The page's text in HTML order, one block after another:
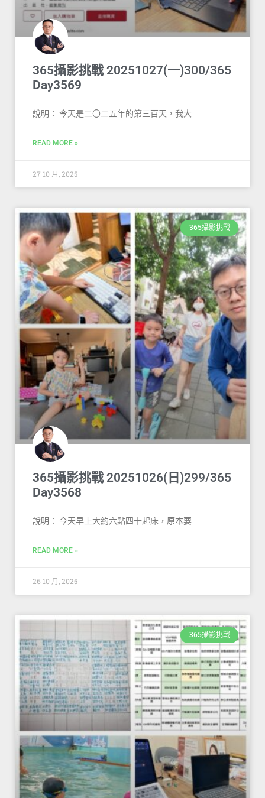
365攝影挑戰 20251027(一)300/365
Day3569
說明： 今天是二〇二五年的第三百天，我大
READ MORE »
27 10 月, 2025
365攝影挑戰
365攝影挑戰 20251026(日)299/365
Day3568
說明： 今天早上大約六點四十起床，原本要
READ MORE »
26 10 月, 2025
365攝影挑戰